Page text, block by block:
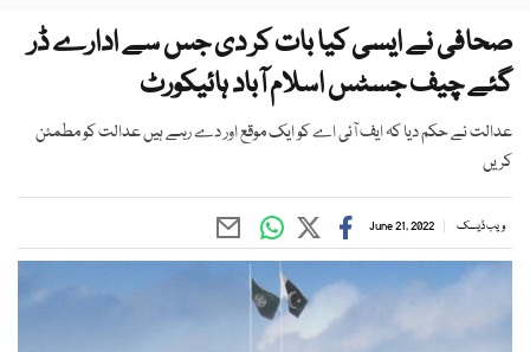
صحافی نے ایسی کیا بات کر دی جس سے ادارے ڈر
گئے چیف جسٹس اسلام آباد ہائیکورٹ
عدالت نے حکم دیا کہ ایف آئی اے کو ایک موقع اور دے رہے ہیں عدالت کو مطمئن
کریں
ویب ڈیسک June 21, 2022